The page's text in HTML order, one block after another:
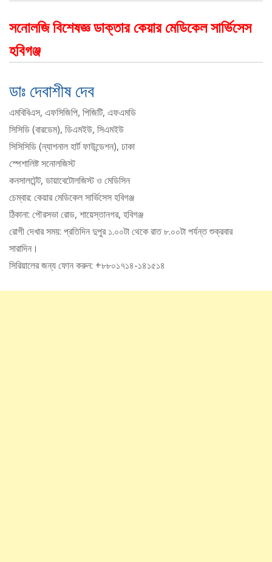
সনোলজি বিশেষজ্ঞ ডাক্তার কেয়ার মেডিকেল সার্ভিসেস
হবিগঞ্জ
ডাঃ দেবাশীষ দেব
এমবিবিএস, এফসিজিপি, পিজিটি, এফএমডি
সিসিডি (বারডেম), ডিএমইউ, সিএমইউ
সিসিসিডি (ন্যাশনাল হার্ট ফাউন্ডেশন), ঢাকা
স্পেশালিষ্ট সনোলজিস্ট
কনসালটেন্ট, ডায়াবেটোলজিস্ট ও মেডিসিন
চেম্বার: কেয়ার মেডিকেল সার্ভিসেস হবিগঞ্জ
ঠিকানা: পৌরসভা রোড, শায়েস্তানগর, হবিগঞ্জ
রোগী দেখার সময়: প্রতিদিন দুপুর ১.০০টা থেকে রাত ৮.০০টা পর্যন্ত শুক্রবার
সারাদিন।
সিরিয়ালের জন্য ফোন করুন: +৮৮০১৭১৪-১৪১৫১৪